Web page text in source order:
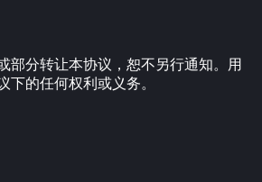
部分转让本协议，恕不另行通知。用
下的任何权利或义务。